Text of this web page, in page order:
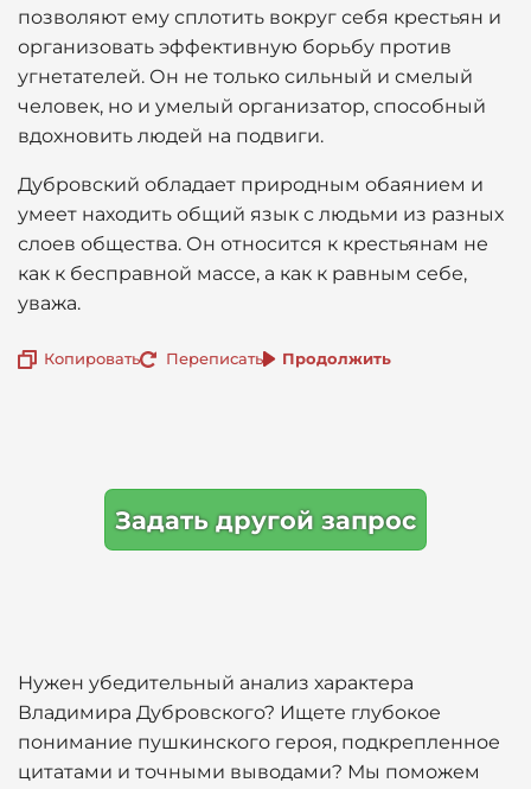
позволяют ему сплотить вокруг себя крестьян и
организовать эффективную борьбу против
угнетателей. Он не только сильный и смелый
человек, но и умелый организатор, способный
вдохновить людей на подвиги.
Дубровский обладает природным обаянием и
умеет находить общий язык с людьми из разных
слоев общества. Он относится к крестьянам не
как к бесправной массе, а как к равным себе,
уважа.
Копировать Переписать Продолжить
Задать другой запрос
Нужен убедительный анализ характера
Владимира Дубровского? Ищете глубокое
понимание пушкинского героя, подкрепленное
цитатами и точными выводами? Мы поможем